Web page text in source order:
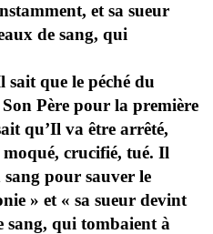
et sa sueur
de sang, qui
sait que le péché du
Père pour la première
qu’Il va être arrêté,
crucifié, tué. Il
pour sauver le
» et « sa sueur devint
sang, qui tombaient à